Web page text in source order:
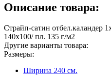
Описание товара:
Страйп-сатин отбел.каландер
140х100/ пл. 135 г/м2
Другие варианты товара:
Размеры:
Ширина 240 см.